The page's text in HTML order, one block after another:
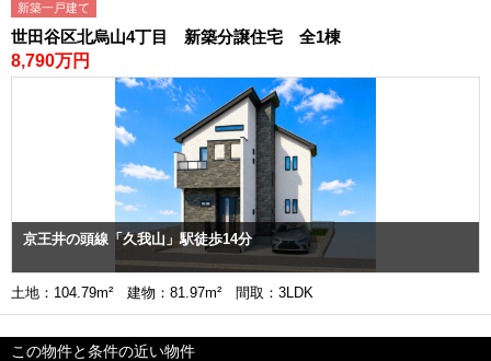
新築一戸建て
世田谷区北烏山4丁目 新築分譲住宅 全1棟
8,790万円
京王井の頭線「久我山」駅徒歩14分
土地：104.79m² 建物：81.97m² 間取：3LDK
この物件と条件の近い物件